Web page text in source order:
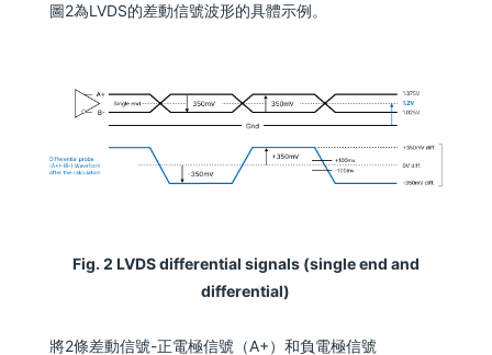
圖2為LVDS的差動信號波形的具體示例。
Fig. 2 LVDS differential signals (single end and
differential)
將2條差動信號-正電極信號（A+）和負電極信號